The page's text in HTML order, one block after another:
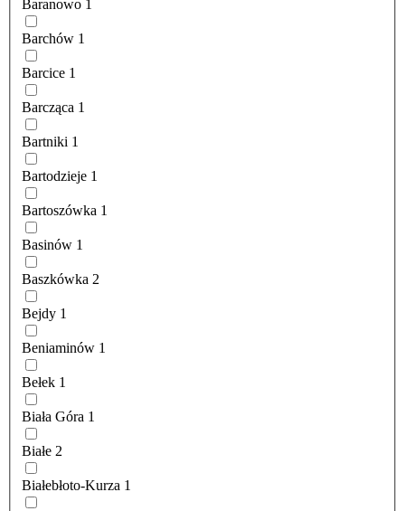
Baranowo 1
Barchów 1
Barcice 1
Barcząca 1
Bartniki 1
Bartodzieje 1
Bartoszówka 1
Basinów 1
Baszkówka 2
Bejdy 1
Beniaminów 1
Bełek 1
Biała Góra 1
Białe 2
Białebłoto-Kurza 1